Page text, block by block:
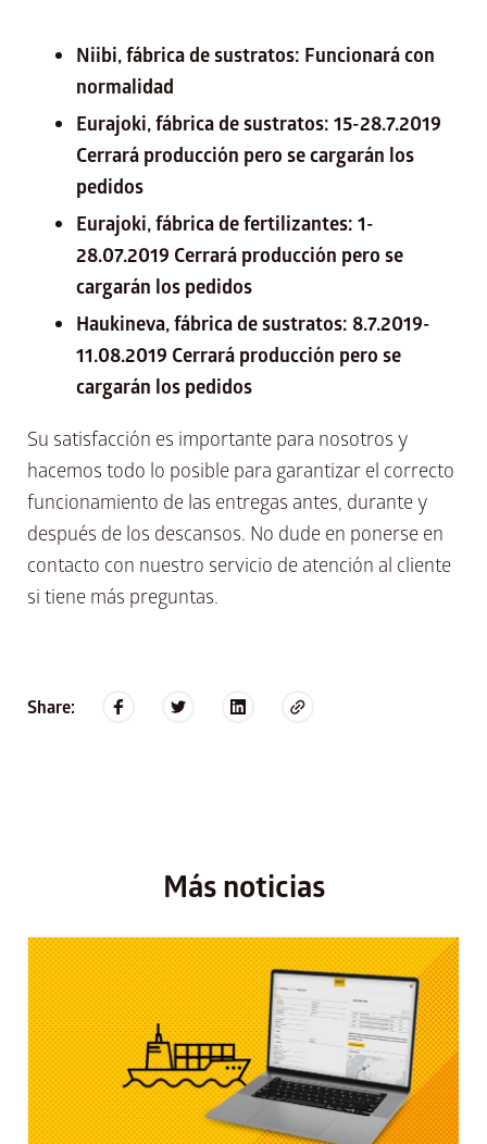
Niibi, fábrica de sustratos: Funcionará con
normalidad
Eurajoki, fábrica de sustratos: 15-28.7.2019
Cerrará producción pero se cargarán los
pedidos
Eurajoki, fábrica de fertilizantes: 1-
28.07.2019 Cerrará producción pero se
cargarán los pedidos
Haukineva, fábrica de sustratos: 8.7.2019-
11.08.2019 Cerrará producción pero se
cargarán los pedidos
Su satisfacción es importante para nosotros y
hacemos todo lo posible para garantizar el correcto
funcionamiento de las entregas antes, durante y
después de los descansos. No dude en ponerse en
contacto con nuestro servicio de atención al cliente
si tiene más preguntas.
Share:
Más noticias